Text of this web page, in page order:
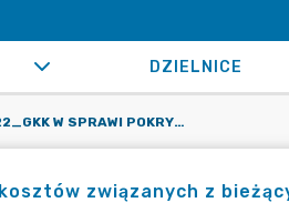
DZIELNICE
OR.0050.37.2022_GKK W SPRAWI POKRYCIA KOSZTÓW ZWIĄZANYCH Z BIEŻĄCYM WYKONYWANIEM WYRYSÓW I WYPISÓW Z OPERATU EWIDENCYJNEGO
związanych z